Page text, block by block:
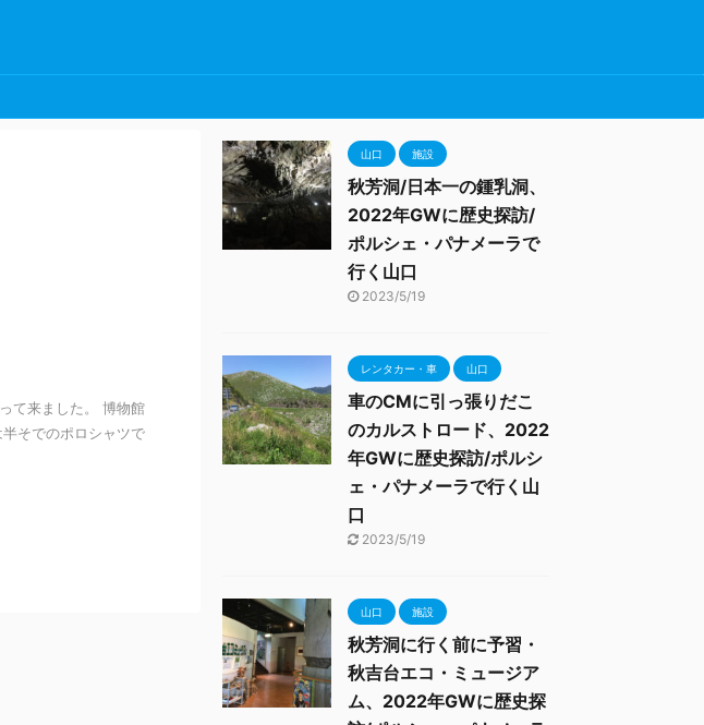
て来ました。 博物館
そでのポロシャツで
山口 施設
秋芳洞/日本一の鍾乳洞、
2022年GWに歴史探訪/
ポルシェ・パナメーラで
行く山口
2023/5/19
レンタカー・車 山口
車のCMに引っ張りだこ
のカルストロード、2022
年GWに歴史探訪/ポルシ
ェ・パナメーラで行く山
口
2023/5/19
山口 施設
秋芳洞に行く前に予習・
秋吉台エコ・ミュージア
ム、2022年GWに歴史探